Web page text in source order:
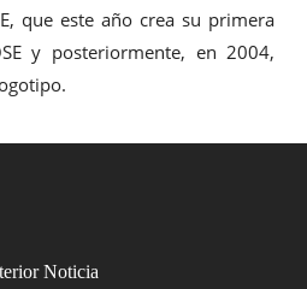
que este año crea su primera
y posteriormente, en 2004,
Noticia